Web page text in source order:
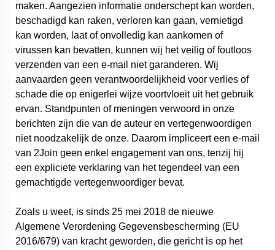
maken. Aangezien informatie onderschept kan worden,
beschadigd kan raken, verloren kan gaan, vernietigd
kan worden, laat of onvolledig kan aankomen of
virussen kan bevatten, kunnen wij het veilig of foutloos
verzenden van een e-mail niet garanderen. Wij
aanvaarden geen verantwoordelijkheid voor verlies of
schade die op enigerlei wijze voortvloeit uit het gebruik
ervan. Standpunten of meningen verwoord in onze
berichten zijn die van de auteur en vertegenwoordigen
niet noodzakelijk de onze. Daarom impliceert een e-mail
van 2Join geen enkel engagement van ons, tenzij hij
een expliciete verklaring van het tegendeel van een
gemachtigde vertegenwoordiger bevat.
Zoals u weet, is sinds 25 mei 2018 de nieuwe
Algemene Verordening Gegevensbescherming (EU
2016/679) van kracht geworden, die gericht is op het